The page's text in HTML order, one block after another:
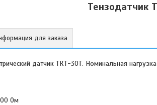
Тензодатчик
для заказа
датчик ТКТ-30Т. Номинальная
Ом